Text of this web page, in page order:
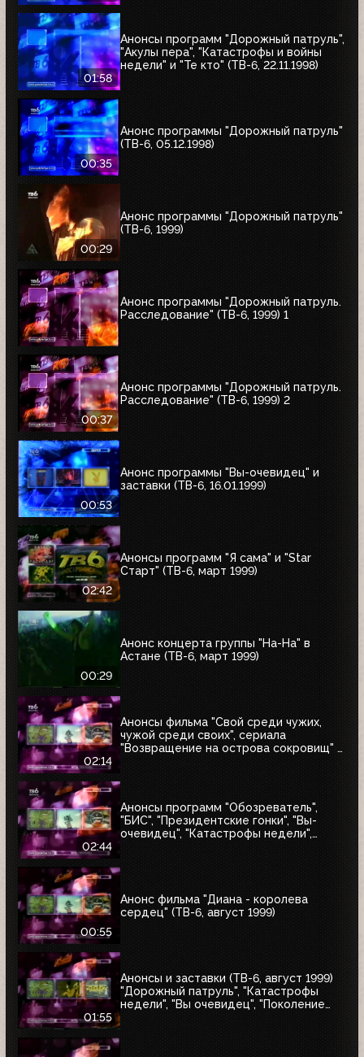
01:58
Анонсы программ "Дорожный патруль",
"Акулы пера", "Катастрофы и войны
недели" и "Те кто" (ТВ-6, 22.11.1998)
00:35
Анонс программы "Дорожный патруль"
(ТВ-6, 05.12.1998)
00:29
Анонс программы "Дорожный патруль"
(ТВ-6, 1999)
Анонс программы "Дорожный патруль.
Расследование" (ТВ-6, 1999) 1
00:37
Анонс программы "Дорожный патруль.
Расследование" (ТВ-6, 1999) 2
00:53
Анонс программы "Вы-очевидец" и
заставки (ТВ-6, 16.01.1999)
02:42
Анонсы программ "Я сама" и "Star
Старт" (ТВ-6, март 1999)
00:29
Анонс концерта группы "На-На" в
Астане (ТВ-6, март 1999)
02:14
Анонсы фильма "Свой среди чужих,
чужой среди своих", сериала
"Возвращение на острова сокровищ" и
02:44
Анонсы программ "Обозреватель",
"БИС", "Президентские гонки", "Вы-
очевидец", "Катастрофы недели",
00:55
Анонс фильма "Диана - королева
сердец" (ТВ-6, август 1999)
01:55
Анонсы и заставки (ТВ-6, август 1999)
"Дорожный патруль", "Катастрофы
недели", "Вы очевидец", "Поколение